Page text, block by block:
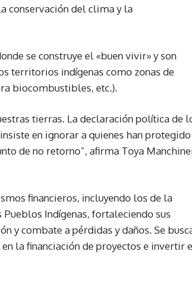
conservación del clima y la
se construye el «buen vivir» y son
territorios indígenas como zonas de
biocombustibles, etc.).
tierras. La declaración política de
en ignorar a quienes han protegido
de no retorno”, afirma Toya
financieros, incluyendo los de la
Indígenas, fortaleciendo sus
y combate a pérdidas y daños. Se
la financiación de proyectos e invertir